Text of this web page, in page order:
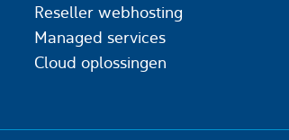
Reseller webhosting
Managed services
Cloud oplossingen